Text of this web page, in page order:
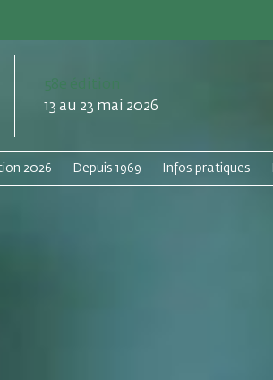
58e édition
13 au 23 mai 2026
2026 Depuis 1969 Infos pratiques